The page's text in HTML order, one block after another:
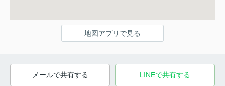
地図アプリで見る
メールで共有する LINEで共有する